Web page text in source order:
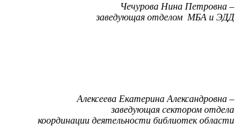
Чечурова Нина Петровна –
заведующая отделом МБА и ЭДД
Алексеева Екатерина Александровна –
заведующая сектором отдела
координации деятельности библиотек области